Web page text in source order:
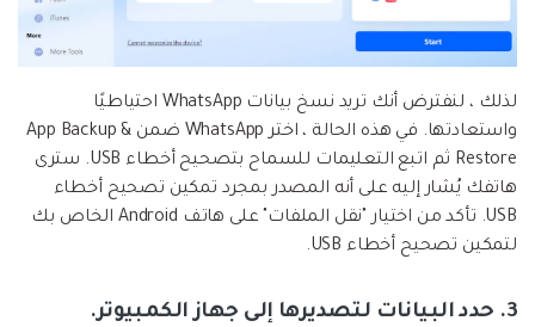
لذلك ، لنفترض أنك تريد نسخ بيانات WhatsApp احتياطيًا
واستعادتها. في هذه الحالة ، اختر WhatsApp ضمن App Backup &
Restore ثم اتبع التعليمات للسماح بتصحيح أخطاء USB. سترى
هاتفك يُشار إليه على أنه المصدر بمجرد تمكين تصحيح أخطاء
USB. تأكد من اختيار "نقل الملفات" على هاتف Android الخاص بك
لتمكين تصحيح أخطاء USB.
3. حدد البيانات لتصديرها إلى جهاز الكمبيوتر.